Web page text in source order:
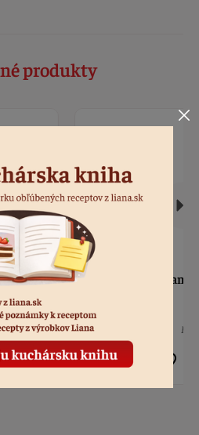
produkty
Zápich - srdce diamant
Nedostupné
1,50 €